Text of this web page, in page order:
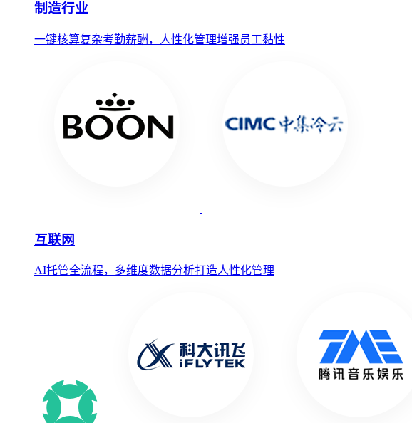
制造行业
一键核算复杂考勤薪酬，人性化管理增强员工黏性
互联网
AI托管全流程，多维度数据分析打造人性化管理